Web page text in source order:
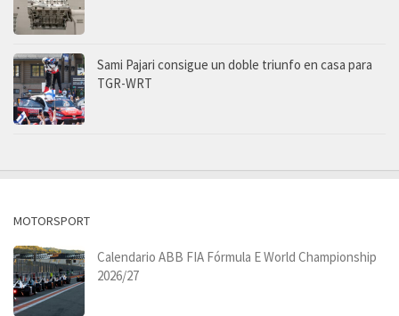
Sami Pajari consigue un doble triunfo en casa para
TGR-WRT
MOTORSPORT
Calendario ABB FIA Fórmula E World Championship
2026/27